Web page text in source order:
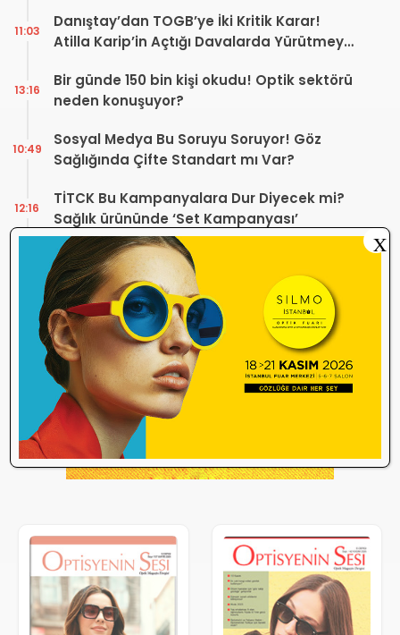
Danıştay’dan TOGB’ye İki Kritik Karar!
Atilla Karip’in Açtığı Davalarda Yürütmeyi
11:03
Bir günde 150 bin kişi okudu! Optik sektörü
neden konuşuyor?
13:16
Sosyal Medya Bu Soruyu Soruyor! Göz
Sağlığında Çifte Standart mı Var?
10:49
TİTCK Bu Kampanyalara Dur Diyecek mi?
Sağlık ürününde ‘Set Kampanyası’
12:16
X